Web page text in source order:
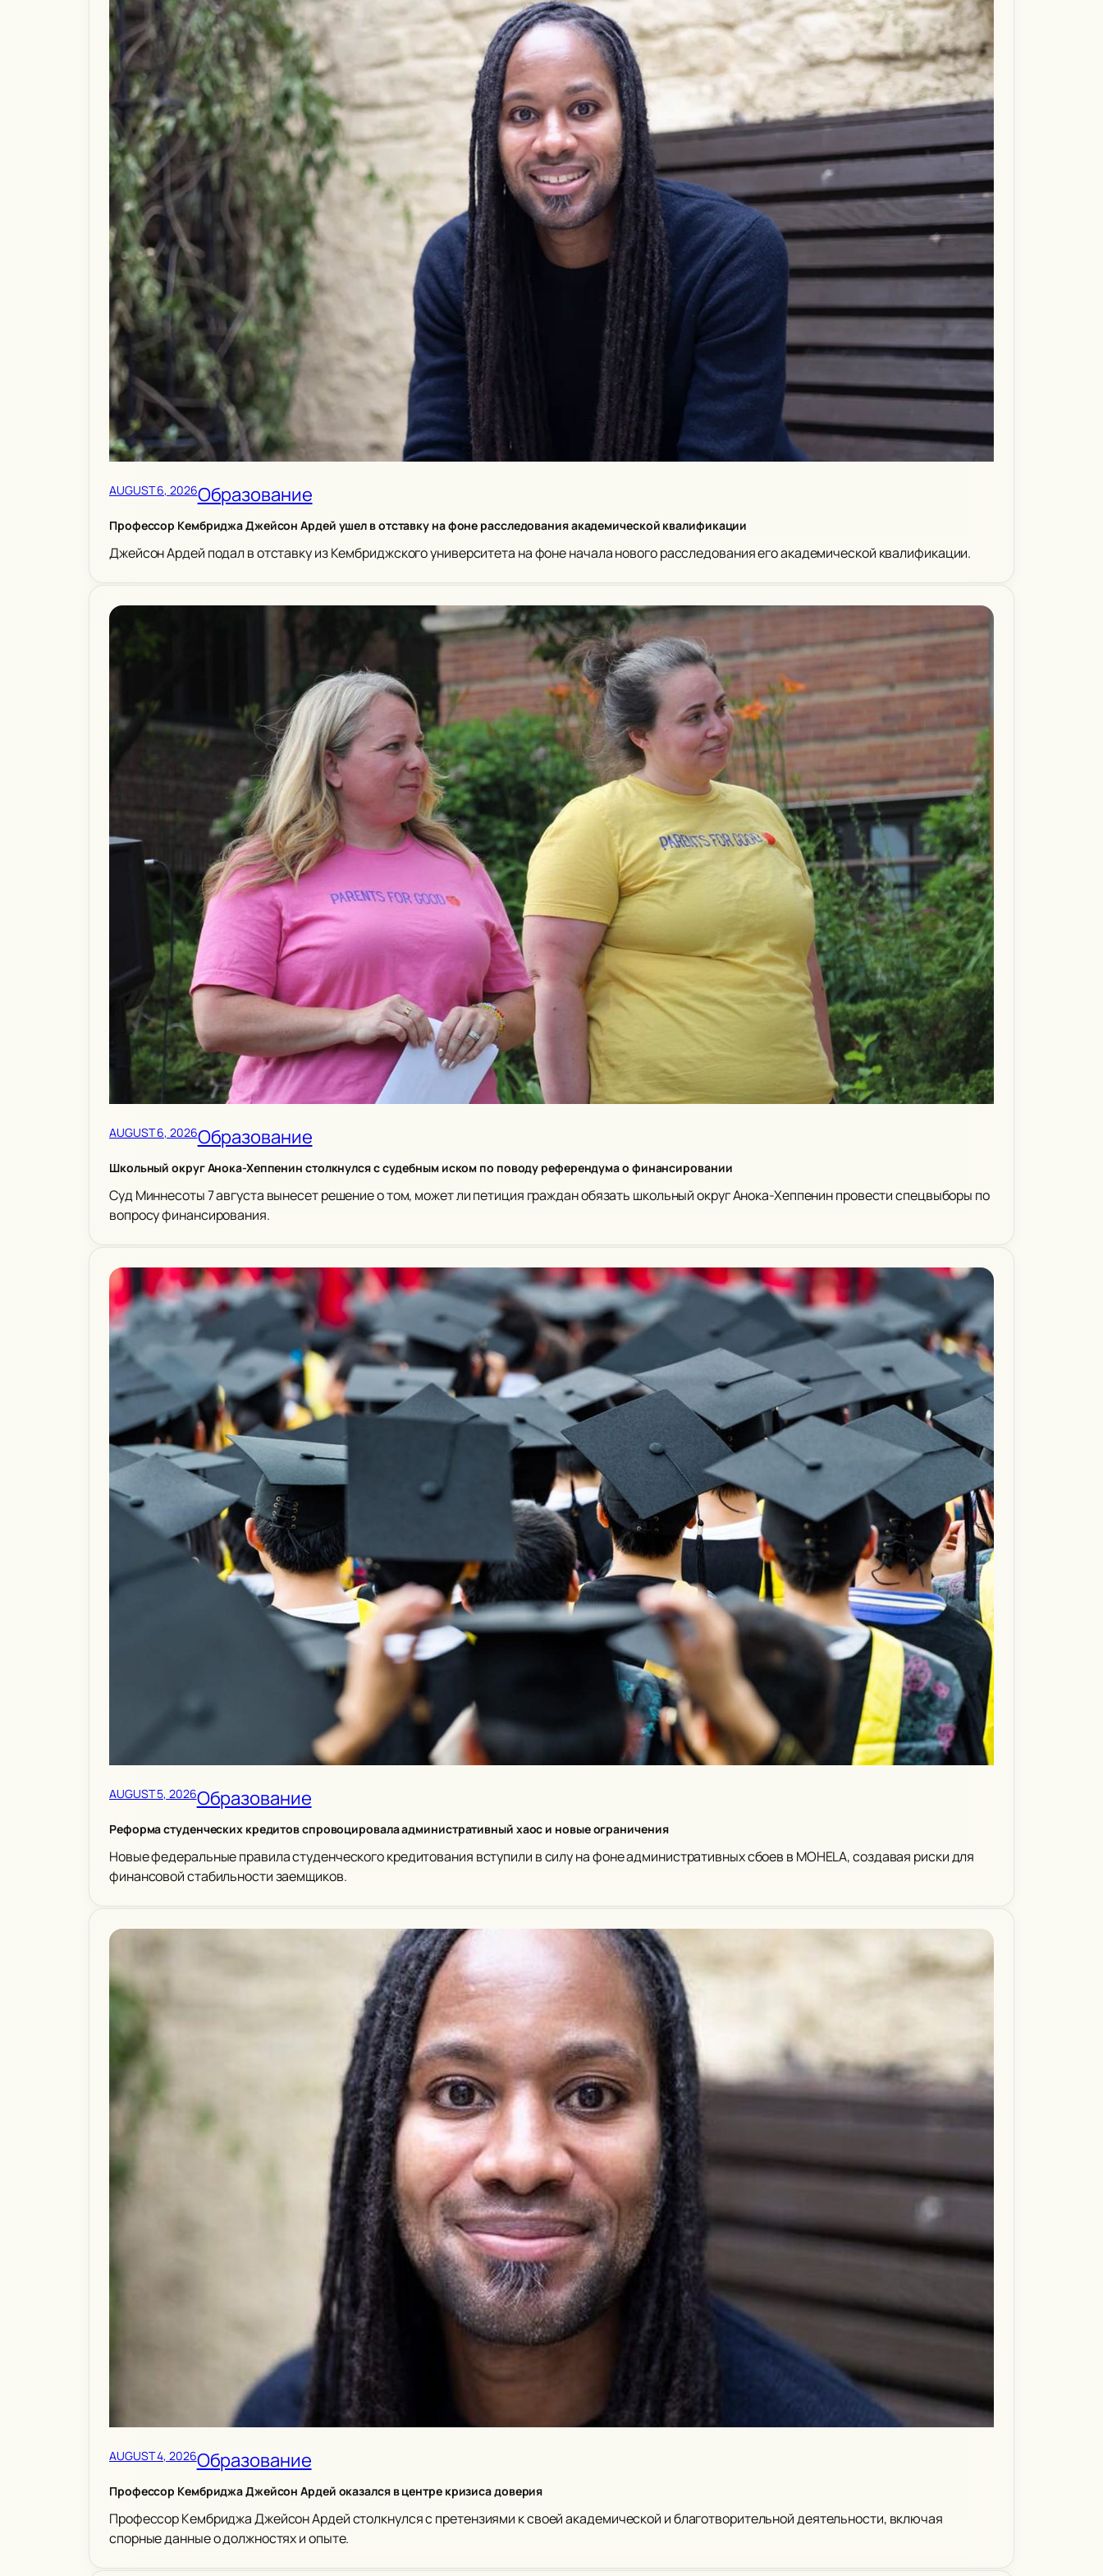
AUGUST 6, 2026Образование
Профессор Кембриджа Джейсон Ардей ушел в отставку на фоне расследования академической квалификации
Джейсон Ардей подал в отставку из Кембриджского университета на фоне начала нового расследования его академической квалификации.
AUGUST 6, 2026Образование
Школьный округ Анока-Хеппенин столкнулся с судебным иском по поводу референдума о финансировании
Суд Миннесоты 7 августа вынесет решение о том, может ли петиция граждан обязать школьный округ Анока-Хеппенин провести спецвыборы по
вопросу финансирования.
AUGUST 5, 2026Образование
Реформа студенческих кредитов спровоцировала административный хаос и новые ограничения
Новые федеральные правила студенческого кредитования вступили в силу на фоне административных сбоев в MOHELA, создавая риски для
финансовой стабильности заемщиков.
AUGUST 4, 2026Образование
Профессор Кембриджа Джейсон Ардей оказался в центре кризиса доверия
Профессор Кембриджа Джейсон Ардей столкнулся с претензиями к своей академической и благотворительной деятельности, включая
спорные данные о должностях и опыте.